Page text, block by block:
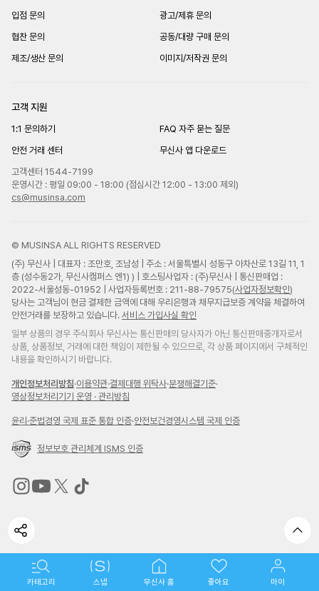
입점 문의
광고/제휴 문의
협찬 문의
공동/대량 구매 문의
제조/생산 문의
이미지/저작권 문의
고객 지원
1:1 문의하기
FAQ 자주 묻는 질문
안전 거래 센터
무신사 앱 다운로드
고객센터 1544-7199
운영시간 : 평일 09:00 - 18:00 (점심시간 12:00 - 13:00 제외)
cs@musinsa.com
© MUSINSA ALL RIGHTS RESERVED
(주) 무신사 | 대표자 : 조만호, 조남성 | 주소 : 서울특별시 성동구 아차산로 13길 11, 1
층 (성수동2가, 무신사캠퍼스 엔1) ) | 호스팅사업자 : (주)무신사 | 통신판매업 :
2022-서울성동-01952 | 사업자등록번호 : 211-88-79575(사업자정보확인)
당사는 고객님이 현금 결제한 금액에 대해 우리은행과 채무지급보증 계약을 체결하여
안전거래를 보장하고 있습니다. 서비스 가입사실 확인
일부 상품의 경우 주식회사 무신사는 통신판매의 당사자가 아닌 통신판매중개자로서
상품, 상품정보, 거래에 대한 책임이 제한될 수 있으므로, 각 상품 페이지에서 구체적인
내용을 확인하시기 바랍니다.
개인정보처리방침·이용약관·결제대행 위탁사·분쟁해결기준·
영상정보처리기기 운영 · 관리방침
윤리 ·준법경영 국제 표준 통합 인증·안전보건경영시스템 국제 인증
정보보호 관리체계 ISMS 인증
사
튜
브
터
카테고리
스냅 무신사 홈 좋아요 마이